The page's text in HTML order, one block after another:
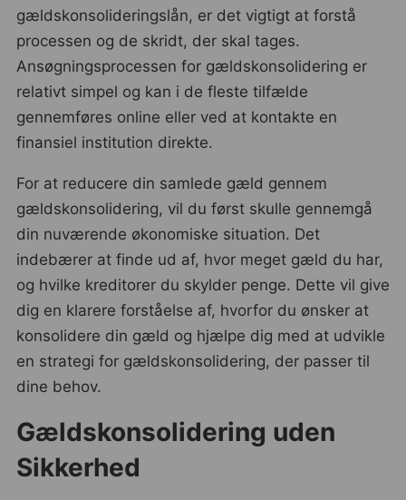
gældskonsolideringslån, er det vigtigt at forstå
processen og de skridt, der skal tages.
Ansøgningsprocessen for gældskonsolidering er
relativt simpel og kan i de fleste tilfælde
gennemføres online eller ved at kontakte en
finansiel institution direkte.
For at reducere din samlede gæld gennem
gældskonsolidering, vil du først skulle gennemgå
din nuværende økonomiske situation. Det
indebærer at finde ud af, hvor meget gæld du har,
og hvilke kreditorer du skylder penge. Dette vil give
dig en klarere forståelse af, hvorfor du ønsker at
konsolidere din gæld og hjælpe dig med at udvikle
en strategi for gældskonsolidering, der passer til
dine behov.
Gældskonsolidering uden
Sikkerhed